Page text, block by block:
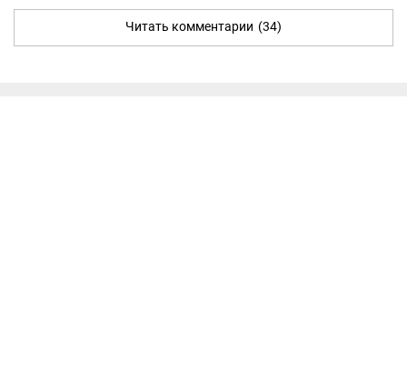
Читать комментарии (34)